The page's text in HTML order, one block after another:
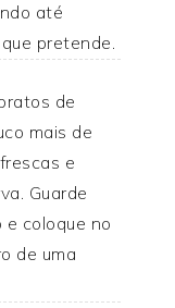
até
pretende.
de
mais de
e
Guarde
coloque no
de uma